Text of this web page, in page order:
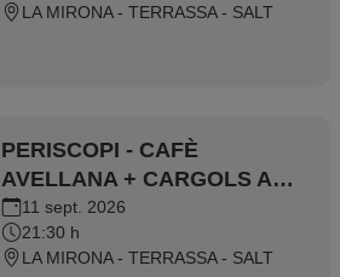
LA MIRONA - TERRASSA - SALT
PERISCOPI - CAFÈ
AVELLANA + CARGOLS AMB
CEBA
11 sept. 2026
21:30 h
LA MIRONA - TERRASSA - SALT